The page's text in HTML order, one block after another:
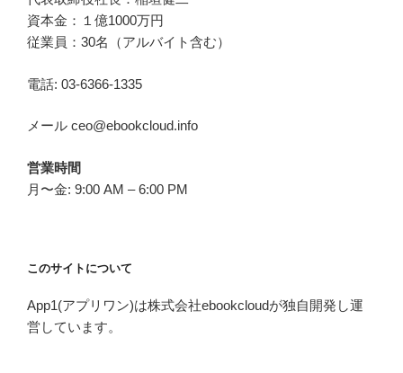
資本金：１億1000万円
従業員：30名（アルバイト含む）
電話: 03-6366-1335
メール ceo@ebookcloud.info
営業時間
月〜金: 9:00 AM – 6:00 PM
このサイトについて
App1(アプリワン)は株式会社ebookcloudが独自開発し運
営しています。